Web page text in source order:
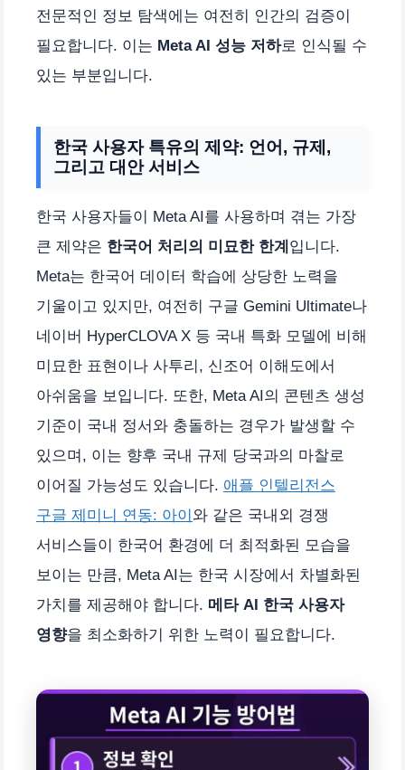
전문적인 정보 탐색에는 여전히 인간의 검증이
필요합니다. 이는 Meta AI 성능 저하로 인식될 수
있는 부분입니다.
한국 사용자 특유의 제약: 언어, 규제,
그리고 대안 서비스
한국 사용자들이 Meta AI를 사용하며 겪는 가장
큰 제약은 한국어 처리의 미묘한 한계 입니다.
Meta는 한국어 데이터 학습에 상당한 노력을
기울이고 있지만, 여전히 구글 Gemini Ultimate나
네이버 HyperCLOVA X 등 국내 특화 모델에 비해
미묘한 표현이나 사투리, 신조어 이해도에서
아쉬움을 보입니다. 또한, Meta AI의 콘텐츠 생성
기준이 국내 정서와 충돌하는 경우가 발생할 수
있으며, 이는 향후 국내 규제 당국과의 마찰로
이어질 가능성도 있습니다. 애플 인텔리전스
구글 제미니 연동: 아이 와 같은 국내외 경쟁
서비스들이 한국어 환경에 더 최적화된 모습을
보이는 만큼, Meta AI는 한국 시장에서 차별화된
가치를 제공해야 합니다. 메타 AI 한국 사용자
영향을 최소화하기 위한 노력이 필요합니다.